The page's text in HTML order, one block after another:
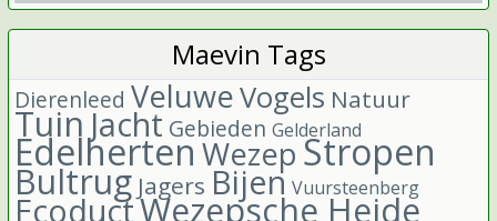
Maevin Tags
Dierenleed VeluweVogels Natuur
Tuin Jacht Gebieden Gelderland
EdelhertenWezepStropen
Bultrug Jagers Bijen Vuursteenberg
EcoductWezepsche Heide